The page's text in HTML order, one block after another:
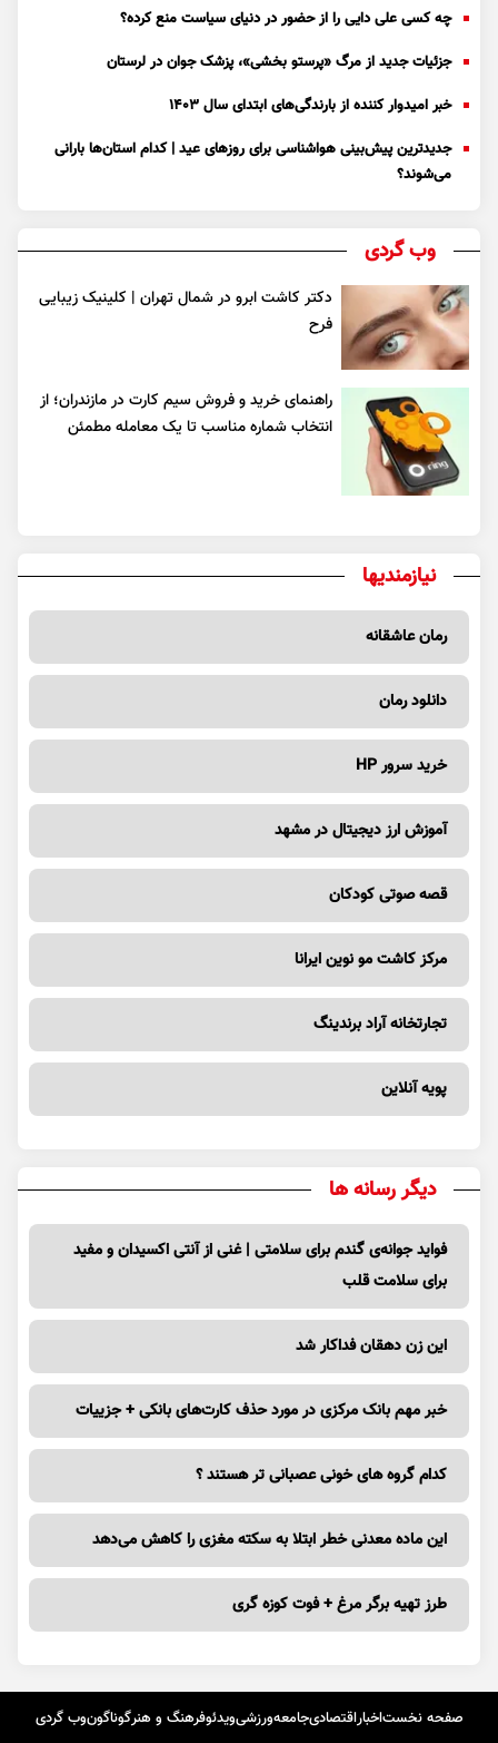
چه کسی علی دایی را از حضور در دنیای سیاست منع کرده؟
جزئیات جدید از مرگ «پرستو بخشی»، پزشک جوان در لرستان
خبر امیدوار کننده از بارندگی‌های ابتدای سال ۱۴۰۳
جدیدترین پیش‌بینی هواشناسی برای روزهای عید | کدام استان‌ها بارانی
می‌شوند؟
وب گردی
دکتر کاشت ابرو در شمال تهران | کلینیک زیبایی
فرح
راهنمای خرید و فروش سیم کارت در مازندران؛ از
انتخاب شماره مناسب تا یک معامله مطمئن
نیازمندیها
رمان عاشقانه
دانلود رمان
خرید سرور HP
آموزش ارز دیجیتال در مشهد
قصه صوتی کودکان
مرکز کاشت مو نوین ایرانا
تجارتخانه آراد برندینگ
پویه آنلاین
دیگر رسانه ها
فواید جوانه‌ی گندم برای سلامتی | غنی از آنتی اکسیدان و مفید
برای سلامت قلب
این زن دهقان فداکار شد
خبر مهم بانک مرکزی در مورد حذف کارت‌های بانکی + جزییات
کدام گروه های خونی عصبانی تر هستند ؟
این ماده معدنی خطر ابتلا به سکته مغزی را کاهش می‌دهد
طرز تهیه برگر مرغ + فوت کوزه گری
صفحه نخستاخباراقتصادیجامعهورزشیویدئوفرهنگ و هنرگوناگونوب گردی